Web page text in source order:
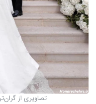
تصاویری از